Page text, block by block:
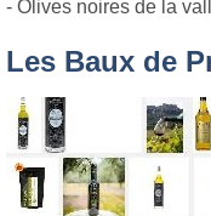
- Olives noires de la
Les Baux de